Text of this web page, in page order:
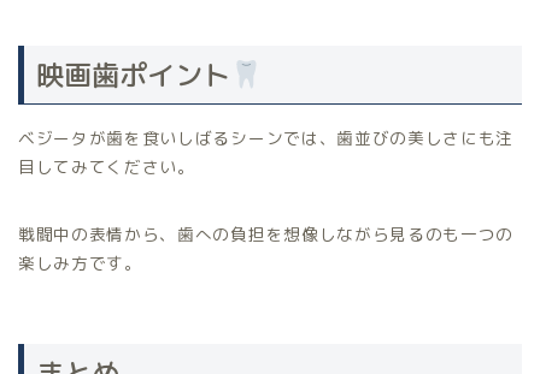
映画歯ポイント
ベジータが歯を食いしばるシーンでは、歯並びの美しさにも注
目してみてください。
戦闘中の表情から、歯への負担を想像しながら見るのも一つの
楽しみ方です。